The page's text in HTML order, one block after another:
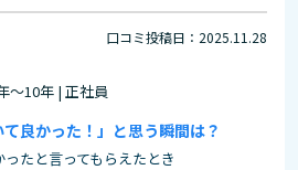
口コミ投稿日：2025.11.28
～10年 | 正社員
て良かった！」と思う瞬間は？
たと言ってもらえたとき